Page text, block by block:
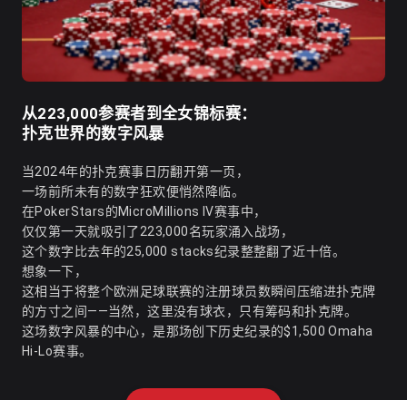
从223,000参赛者到全女锦标赛：
扑克世界的数字风暴
当2024年的扑克赛事日历翻开第一页，
一场前所未有的数字狂欢便悄然降临。
在PokerStars的MicroMillions IV赛事中，
仅仅第一天就吸引了223,000名玩家涌入战场，
这个数字比去年的25,000 stacks纪录整整翻了近十倍。
想象一下，
这相当于将整个欧洲足球联赛的注册球员数瞬间压缩进扑克牌
的方寸之间——当然，这里没有球衣，只有筹码和扑克牌。
这场数字风暴的中心，是那场创下历史纪录的$1,500 Omaha
Hi-Lo赛事。